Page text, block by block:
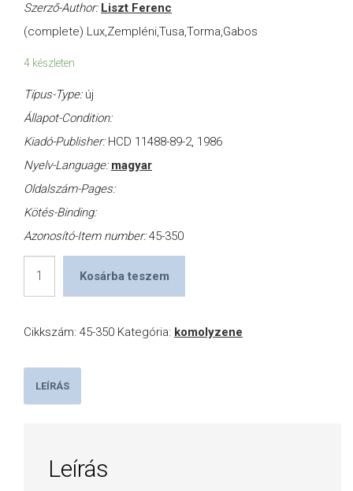
Szerző-Author: Liszt Ferenc
(complete) Lux,Zempléni,Tusa,Torma,Gabos
4 készleten
Típus-Type: új
Állapot-Condition:
Kiadó-Publisher: HCD 11488-89-2, 1986
Nyelv-Language: magyar
Oldalszám-Pages:
Kötés-Binding:
Azonosító-Item number:45-350
Piano
Kosárba teszem
Cikkszám: 45-350 Kategória: komolyzene
LEÍRÁS
Leírás